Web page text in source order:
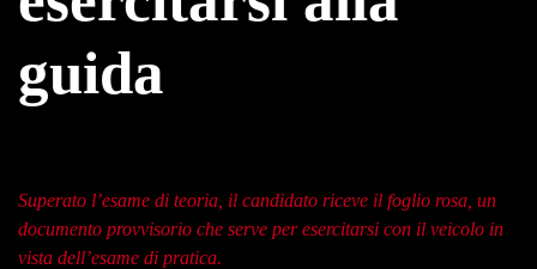
guida
Superato l’esame di teoria, il candidato riceve il foglio rosa, un
documento provvisorio che serve per esercitarsi con il veicolo in
vista dell’esame di pratica.